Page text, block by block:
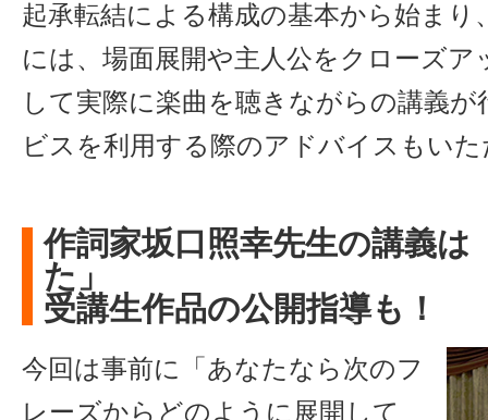
起承転結による構成の基本から始まり
には、場面展開や主人公をクローズ
して実際に楽曲を聴きながらの講義
ビスを利用する際のアドバイスもい
作詞家坂口照幸先生の講義は
た」
受講生作品の公開指導も！
今回は事前に「あなたなら次のフ
レーズからどのように展開して